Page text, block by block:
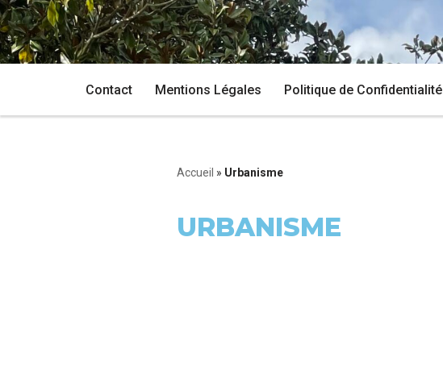
Contact Mentions Légales Politique de Confidentialité
Accueil » Urbanisme
URBANISME